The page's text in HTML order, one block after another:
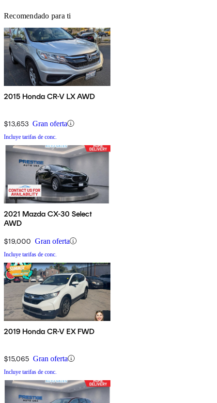
Recomendado para ti
2015 Honda CR-V LX AWD
$13,653 Gran oferta
Incluye tarifas de conc.
2021 Mazda CX-30 Select
AWD
$19,000 Gran oferta
Incluye tarifas de conc.
2019 Honda CR-V EX FWD
$15,065 Gran oferta
Incluye tarifas de conc.